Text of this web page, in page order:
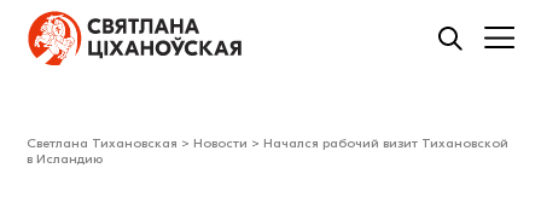
Светлана Тихановская > Новости > Начался рабочий визит Тихановской
в Исландию